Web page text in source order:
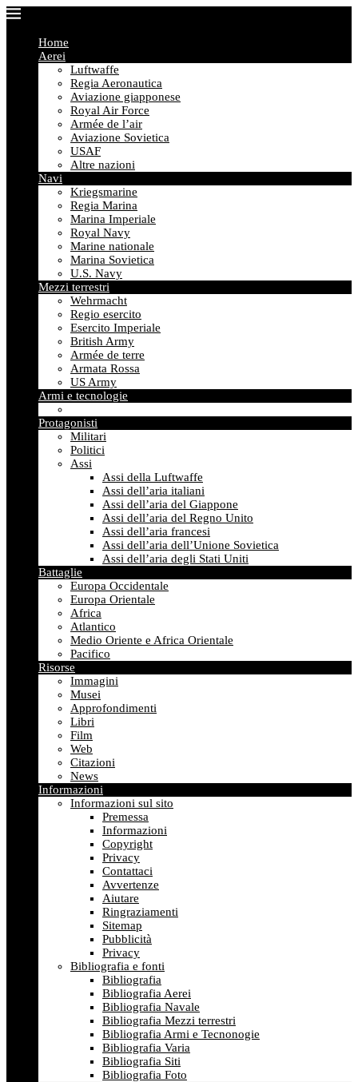
Home
Aerei
Luftwaffe
Regia Aeronautica
Aviazione giapponese
Royal Air Force
Armée de l’air
Aviazione Sovietica
USAF
Altre nazioni
Navi
Kriegsmarine
Regia Marina
Marina Imperiale
Royal Navy
Marine nationale
Marina Sovietica
U.S. Navy
Mezzi terrestri
Wehrmacht
Regio esercito
Esercito Imperiale
British Army
Armée de terre
Armata Rossa
US Army
Armi e tecnologie
Protagonisti
Militari
Politici
Assi
Assi della Luftwaffe
Assi dell’aria italiani
Assi dell’aria del Giappone
Assi dell’aria del Regno Unito
Assi dell’aria francesi
Assi dell’aria dell’Unione Sovietica
Assi dell’aria degli Stati Uniti
Battaglie
Europa Occidentale
Europa Orientale
Africa
Atlantico
Medio Oriente e Africa Orientale
Pacifico
Risorse
Immagini
Musei
Approfondimenti
Libri
Film
Web
Citazioni
News
Informazioni
Informazioni sul sito
Premessa
Informazioni
Copyright
Privacy
Contattaci
Avvertenze
Aiutare
Ringraziamenti
Sitemap
Pubblicità
Privacy
Bibliografia e fonti
Bibliografia
Bibliografia Aerei
Bibliografia Navale
Bibliografia Mezzi terrestri
Bibliografia Armi e Tecnonogie
Bibliografia Varia
Bibliografia Siti
Bibliografia Foto